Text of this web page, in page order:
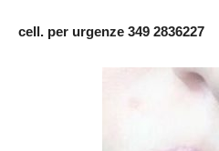
cell. per urgenze 349 2836227